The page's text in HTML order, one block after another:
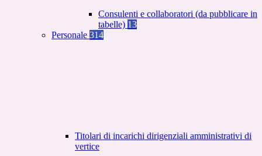
Consulenti e collaboratori (da pubblicare in
tabelle) 13
Personale 314
Titolari di incarichi dirigenziali amministrativi di
vertice